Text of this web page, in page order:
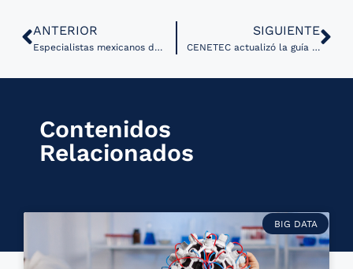
ANTERIOR
Especialistas mexicanos desarrollan Inteligencia Artificial para la detección temprana de infartos
SIGUIENTE
CENETEC actualizó la guía para elaboración de proyectos de telesalud
Contenidos
Relacionados
BIG DATA